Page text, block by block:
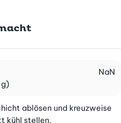
NaN
ablösen und kreuzweise
kühl stellen.